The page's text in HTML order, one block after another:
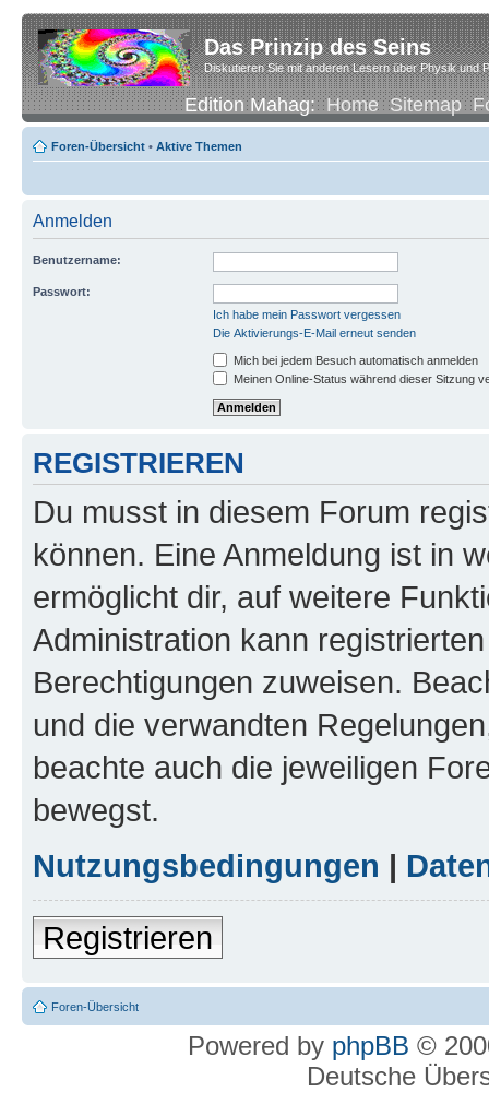
Das Prinzip des Seins
Diskutieren Sie mit anderen Lesern über Physik und
Edition Mahag:Home Sitemap
Foren-Übersicht • Aktive Themen
Anmelden
Benutzername:
Passwort:
Ich habe mein Passwort vergessen
Die Aktivierungs-E-Mail erneut senden
Mich bei jedem Besuch automatisch anmelden
Meinen Online-Status während dieser Sitzung
REGISTRIEREN
Du musst in diesem Forum
können. Eine Anmeldung ist in
ermöglicht dir, auf weitere
Administration kann
Berechtigungen zuweisen.
und die verwandten
beachte auch die jeweiligen
bewegst.
Nutzungsbedingungen |
Registrieren
Foren-Übersicht
Powered by phpBB ©
Deutsche